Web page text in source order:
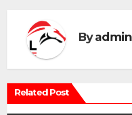
a
c
i
ó
n
Byadmin
Related Post